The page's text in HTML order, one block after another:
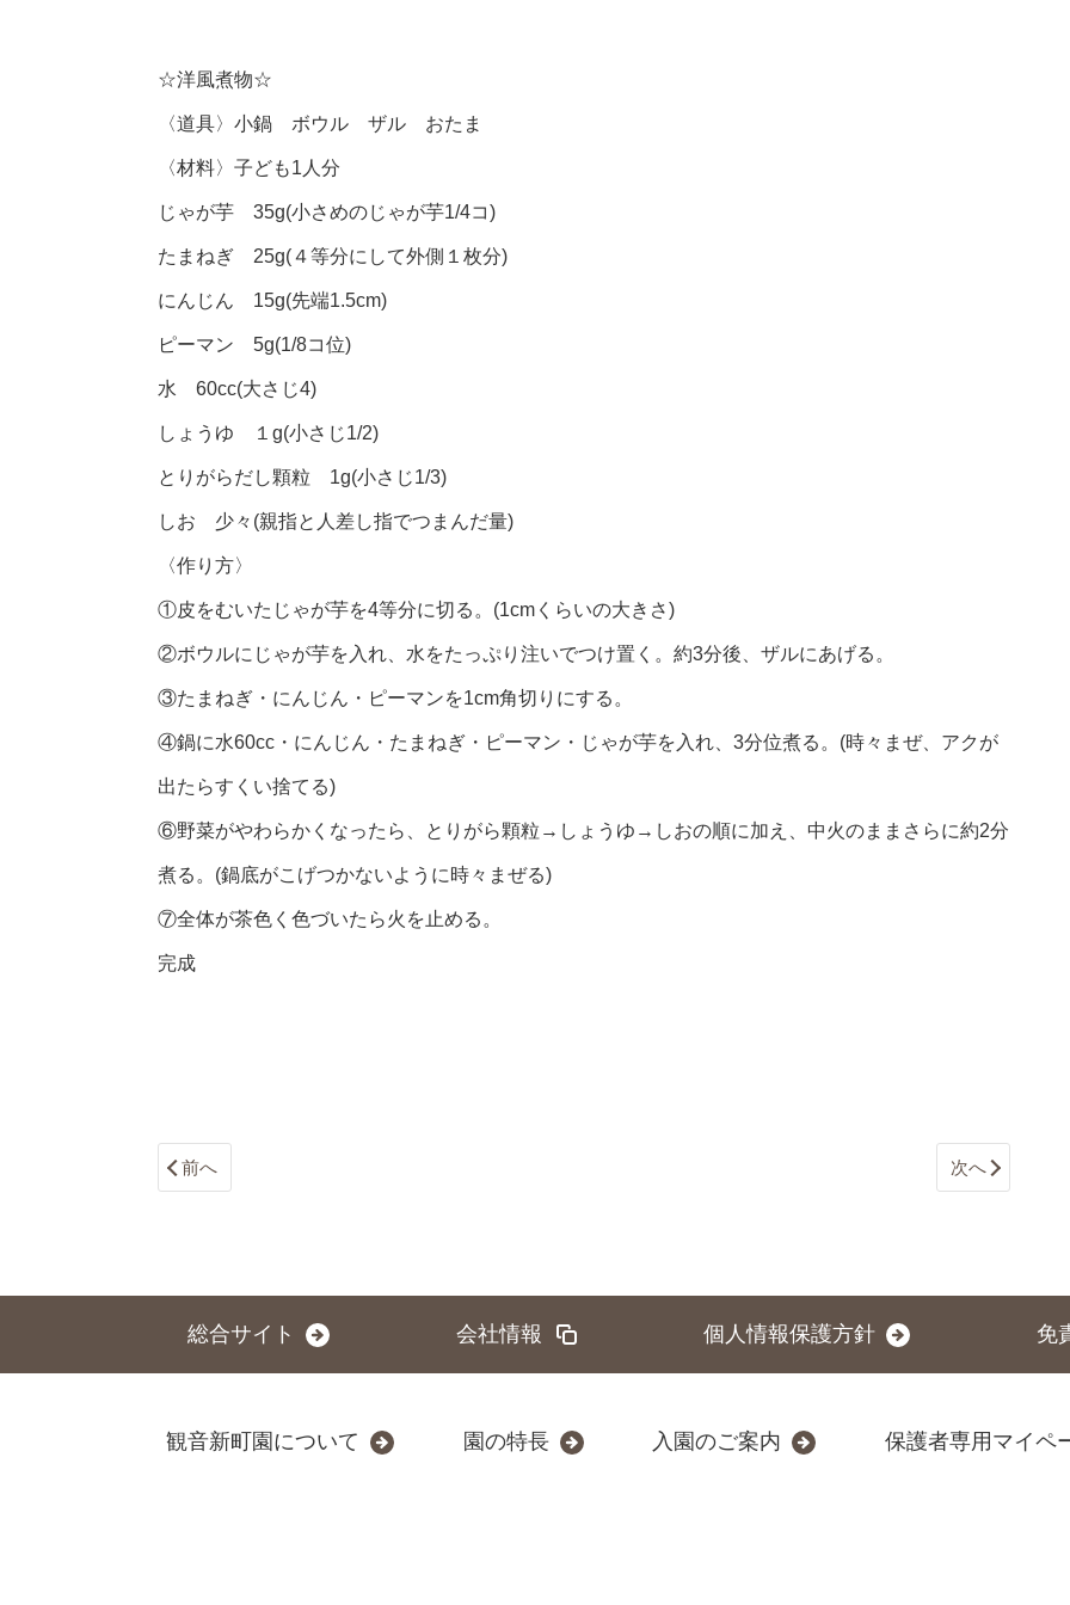
☆洋風煮物☆
〈道具〉小鍋 ボウル ザル おたま
〈材料〉子ども1人分
じゃが芋 35g(小さめのじゃが芋1/4コ)
たまねぎ 25g(４等分にして外側１枚分)
にんじん 15g(先端1.5cm)
ピーマン 5g(1/8コ位)
水 60cc(大さじ4)
しょうゆ １g(小さじ1/2)
とりがらだし顆粒 1g(小さじ1/3)
しお 少々(親指と人差し指でつまんだ量)
〈作り方〉
①皮をむいたじゃが芋を4等分に切る。(1cmくらいの大きさ)
②ボウルにじゃが芋を入れ、水をたっぷり注いでつけ置く。約3分後、ザルにあげる。
③たまねぎ・にんじん・ピーマンを1cm角切りにする。
④鍋に水60cc・にんじん・たまねぎ・ピーマン・じゃが芋を入れ、3分位煮る。(時々まぜ、アクが
出たらすくい捨てる)
⑥野菜がやわらかくなったら、とりがら顆粒→しょうゆ→しおの順に加え、中火のままさらに約2分
煮る。(鍋底がこげつかないように時々まぜる)
⑦全体が茶色く色づいたら火を止める。
完成
前へ 次へ
総合サイト 会社情報 個人情報保護方針 免
観音新町園について 園の特長 入園のご案内 保護者専用マイペ